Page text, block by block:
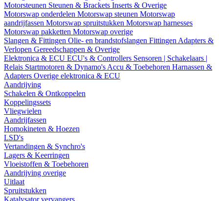
Motorsteunen Steunen & Brackets Inserts & Overige
Motorswap onderdelen Motorswap steunen Motorswap
aandrijfassen Motorswap spruitstukken Motorswap harnesses
Motorswap pakketten Motorswap overige
Slangen & Fittingen Olie- en brandstofslangen Fittingen Adapters &
Verlopen Gereedschappen & Overige
Elektronica & ECU ECU's & Controllers Sensoren | Schakelaars |
Relais Startmotoren & Dynamo's Accu & Toebehoren Harnassen &
Adapters Overige elektronica & ECU
Aandrijving
Schakelen & Ontkoppelen
Koppelingssets
Vliegwielen
Aandrijfassen
Homokineten & Hoezen
LSD's
Vertandingen & Synchro's
Lagers & Keerringen
Vloeistoffen & Toebehoren
Aandrijving overige
Uitlaat
Spruitstukken
Katalysator vervangers